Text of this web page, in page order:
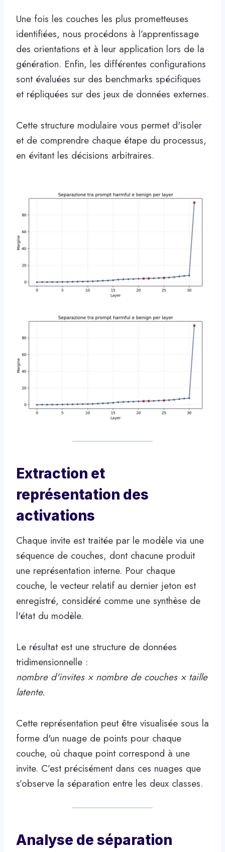
Une fois les couches les plus prometteuses
identifiées, nous procédons à l’apprentissage
des orientations et à leur application lors de la
génération. Enfin, les différentes configurations
sont évaluées sur des benchmarks spécifiques
et répliquées sur des jeux de données externes.
Cette structure modulaire vous permet d'isoler
et de comprendre chaque étape du processus,
en évitant les décisions arbitraires.
Extraction et
représentation des
activations
Chaque invite est traitée par le modèle via une
séquence de couches, dont chacune produit
une représentation interne. Pour chaque
couche, le vecteur relatif au dernier jeton est
enregistré, considéré comme une synthèse de
l'état du modèle.
Le résultat est une structure de données
tridimensionnelle :
nombre d'invites × nombre de couches × taille
latente.
Cette représentation peut être visualisée sous la
forme d'un nuage de points pour chaque
couche, où chaque point correspond à une
invite. C’est précisément dans ces nuages ​​que
s’observe la séparation entre les deux classes.
Analyse de séparation